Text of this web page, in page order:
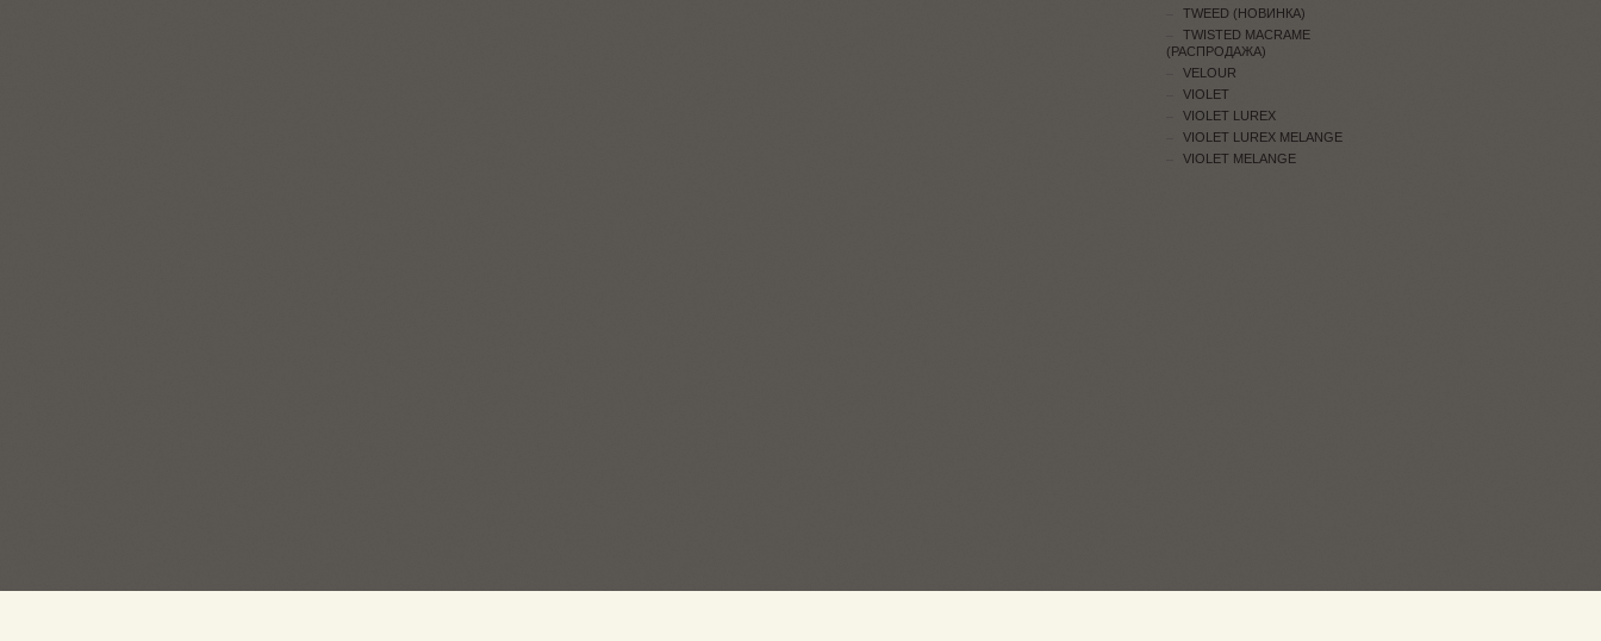
TWEED (НОВИНКА)
TWISTED MACRAME
(РАСПРОДАЖА)
VELOUR
VIOLET
VIOLET LUREX
VIOLET LUREX MELANGE
VIOLET MELANGE